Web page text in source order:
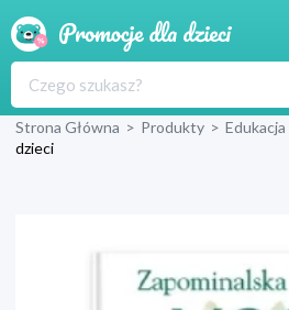
Produkty
Wyprawka
Strona Główna > Produkty > Edukacja
dzieci